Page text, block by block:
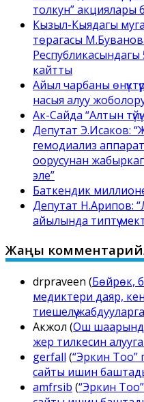
толкун” акциялары
Кызыл-Кыядагы
төрагасы
Республикасындагы
кайтты
Айыл чарбаны
насыя алуу
Ак-Сайда “Алтын
Депутат Э.Исаков:
гемодиализ
оорусунан
эле”
Баткендик
Депутат Н.Арипов:
айылында типтүү
Жаңы
drpraveen (Бөйрөк,
медиктери даяр,
тиешелүү
Акжол (Ош шаарында
жер тилкесин
gerfall (“Эркин Тоо”
сайты ишин
amfrsib (“Эркин